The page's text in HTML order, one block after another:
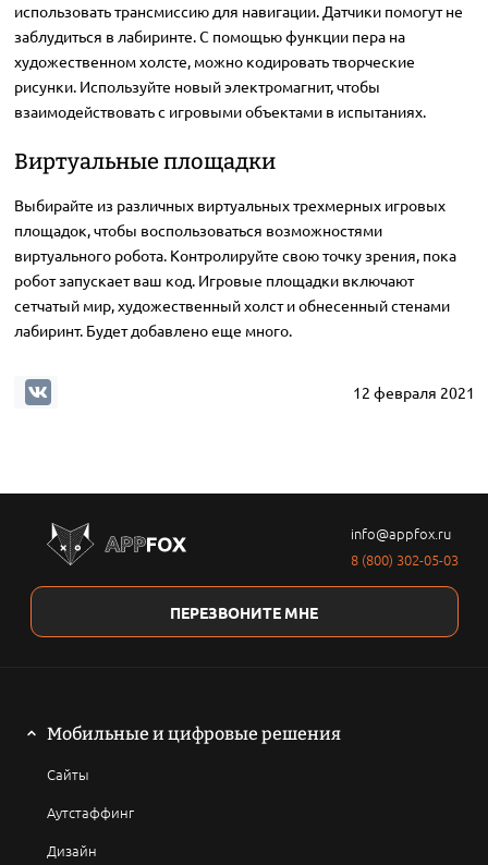
использовать трансмиссию для навигации. Датчики помогут не
заблудиться в лабиринте. С помощью функции пера на
художественном холсте, можно кодировать творческие
рисунки. Используйте новый электромагнит, чтобы
взаимодействовать с игровыми объектами в испытаниях.
Виртуальные площадки
Выбирайте из различных виртуальных трехмерных игровых
площадок, чтобы воспользоваться возможностями
виртуального робота. Контролируйте свою точку зрения, пока
робот запускает ваш код. Игровые площадки включают
сетчатый мир, художественный холст и обнесенный стенами
лабиринт. Будет добавлено еще много.
12 февраля 2021
info@appfox.ru
8 (800) 302-05-03
ПЕРЕЗВОНИТЕ МНЕ
Мобильные и цифровые решения
Сайты
Аутстаффинг
Дизайн